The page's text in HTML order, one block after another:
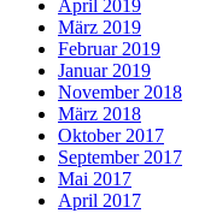
April 2019
März 2019
Februar 2019
Januar 2019
November 2018
März 2018
Oktober 2017
September 2017
Mai 2017
April 2017